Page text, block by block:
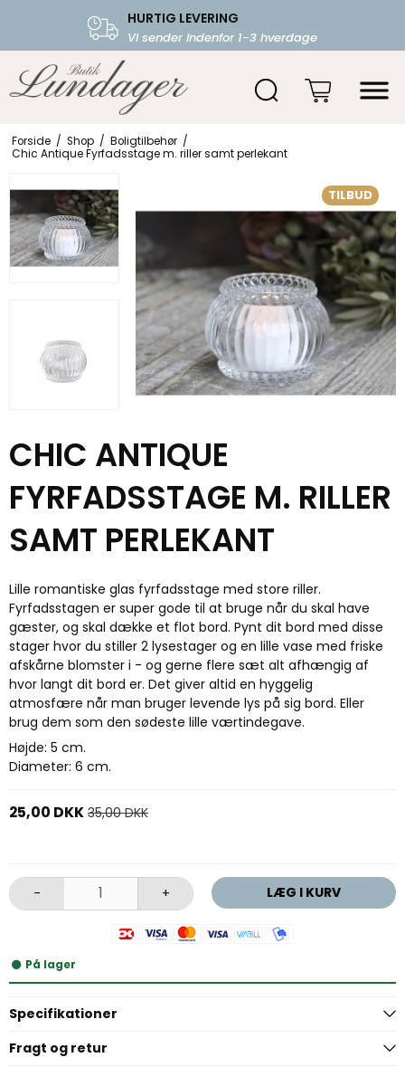
HURTIG LEVERING
Vi sender indenfor 1-3 hverdage
FRI FRAGT OVER 599.-
Starter fra 39,-
Forside / Shop / Boligtilbehør /
Chic Antique Fyrfadsstage m. riller samt perlekant
TILBUD
CHIC ANTIQUE
FYRFADSSTAGE M. RILLER
SAMT PERLEKANT
Lille romantiske glas fyrfadsstage med store riller.
Fyrfadsstagen er super gode til at bruge når du skal have
gæster, og skal dække et flot bord. Pynt dit bord med disse
stager hvor du stiller 2 lysestager og en lille vase med friske
afskårne blomster i - og gerne flere sæt alt afhængig af
hvor langt dit bord er. Det giver altid en hyggelig
atmosfære når man bruger levende lys på sig bord. Eller
brug dem som den sødeste lille værtindegave.
Højde: 5 cm.
Diameter: 6 cm.
25,00 DKK 35,00 DKK
- + LÆG I KURV
På lager
Specifikationer
Fragt og retur